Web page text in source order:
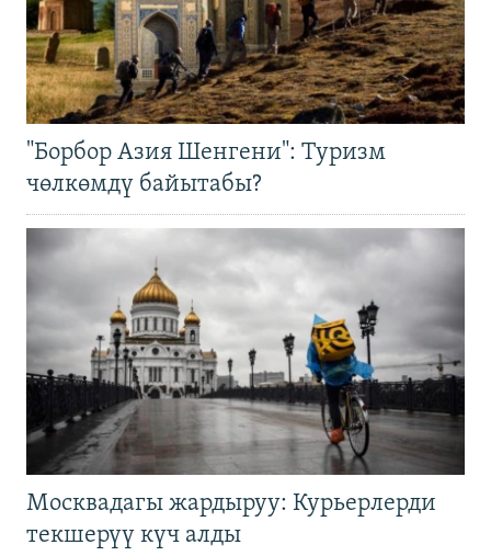
"Борбор Азия Шенгени": Туризм
чөлкөмдү байытабы?
Москвадагы жардыруу: Курьерлерди
текшерүү күч алды